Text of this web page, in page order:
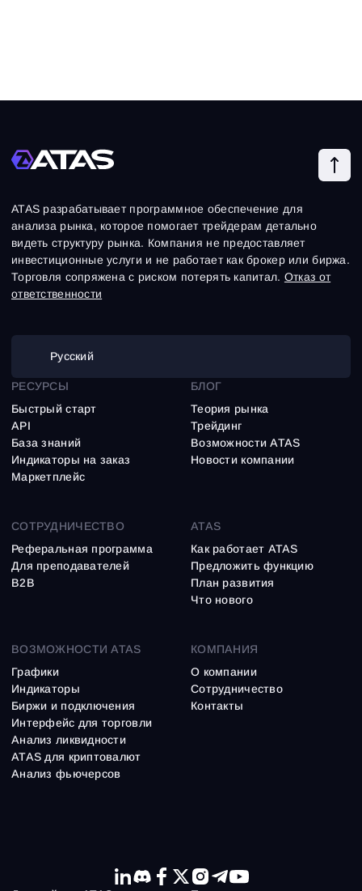
ATAS разрабатывает программное обеспечение для
анализа рынка, которое помогает трейдерам детально
видеть структуру рынка. Компания не предоставляет
инвестиционные услуги и не работает как брокер или биржа.
Торговля сопряжена с риском потерять капитал. Отказ от
ответственности
Русский
ВОЗМОЖНОСТИ ATAS
Графики
Индикаторы
Биржи и подключения
Интерфейс для торговли
Анализ ликвидности
ATAS для криптовалют
Анализ фьючерсов
РЕСУРСЫ
Быстрый старт
API
База знаний
Индикаторы на заказ
Маркетплейс
БЛОГ
Теория рынка
Трейдинг
Возможности ATAS
Новости компании
СОТРУДНИЧЕСТВО
Реферальная программа
Для преподавателей
B2B
ATAS
Как работает ATAS
Предложить функцию
План развития
Что нового
КОМПАНИЯ
О компании
Сотрудничество
Контакты